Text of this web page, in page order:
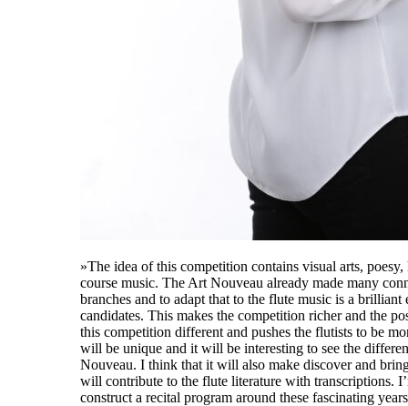
»The idea of this competition contains visual arts,
course music. The Art Nouveau already made many
branches and to adapt that to the flute music is a
candidates. This makes the competition richer and the
this competition different and pushes the flutists to be
will be unique and it will be interesting to see the
Nouveau. I think that it will also make discover and
will contribute to the flute literature with transcriptions.
construct a recital program around these fascinating